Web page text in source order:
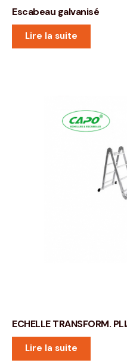
Escabeau galvanisé
Lire la suite
ECHELLE TRANSFORM.
Lire la suite